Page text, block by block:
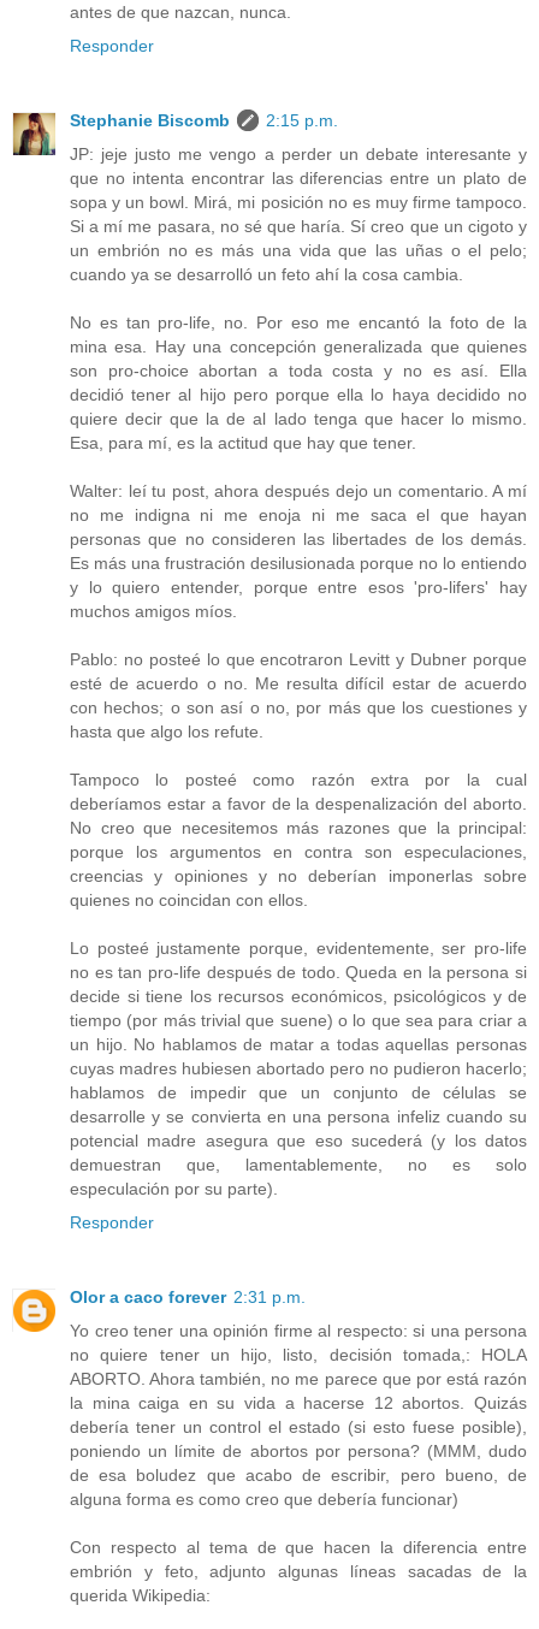
antes de que nazcan, nunca.
Responder
Stephanie Biscomb
2:15 p.m.
JP: jeje justo me vengo a perder un debate interesante y
que no intenta encontrar las diferencias entre un plato de
sopa y un bowl. Mirá, mi posición no es muy firme tampoco.
Si a mí me pasara, no sé que haría. Sí creo que un cigoto y
un embrión no es más una vida que las uñas o el pelo;
cuando ya se desarrolló un feto ahí la cosa cambia.
No es tan pro-life, no. Por eso me encantó la foto de la
mina esa. Hay una concepción generalizada que quienes
son pro-choice abortan a toda costa y no es así. Ella
decidió tener al hijo pero porque ella lo haya decidido no
quiere decir que la de al lado tenga que hacer lo mismo.
Esa, para mí, es la actitud que hay que tener.
Walter: leí tu post, ahora después dejo un comentario. A mí
no me indigna ni me enoja ni me saca el que hayan
personas que no consideren las libertades de los demás.
Es más una frustración desilusionada porque no lo entiendo
y lo quiero entender, porque entre esos 'pro-lifers' hay
muchos amigos míos.
Pablo: no posteé lo que encotraron Levitt y Dubner porque
esté de acuerdo o no. Me resulta difícil estar de acuerdo
con hechos; o son así o no, por más que los cuestiones y
hasta que algo los refute.
Tampoco lo posteé como razón extra por la cual
deberíamos estar a favor de la despenalización del aborto.
No creo que necesitemos más razones que la principal:
porque los argumentos en contra son especulaciones,
creencias y opiniones y no deberían imponerlas sobre
quienes no coincidan con ellos.
Lo posteé justamente porque, evidentemente, ser pro-life
no es tan pro-life después de todo. Queda en la persona si
decide si tiene los recursos económicos, psicológicos y de
tiempo (por más trivial que suene) o lo que sea para criar a
un hijo. No hablamos de matar a todas aquellas personas
cuyas madres hubiesen abortado pero no pudieron hacerlo;
hablamos de impedir que un conjunto de células se
desarrolle y se convierta en una persona infeliz cuando su
potencial madre asegura que eso sucederá (y los datos
demuestran que, lamentablemente, no es solo
especulación por su parte).
Responder
Olor a caco forever 2:31 p.m.
Yo creo tener una opinión firme al respecto: si una persona
no quiere tener un hijo, listo, decisión tomada,: HOLA
ABORTO. Ahora también, no me parece que por está razón
la mina caiga en su vida a hacerse 12 abortos. Quizás
debería tener un control el estado (si esto fuese posible),
poniendo un límite de abortos por persona? (MMM, dudo
de esa boludez que acabo de escribir, pero bueno, de
alguna forma es como creo que debería funcionar)
Con respecto al tema de que hacen la diferencia entre
embrión y feto, adjunto algunas líneas sacadas de la
querida Wikipedia: